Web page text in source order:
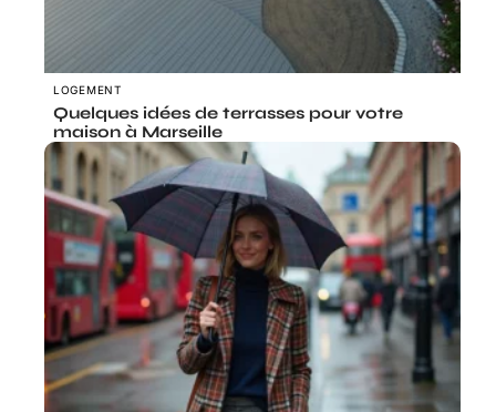
LOGEMENT
Quelques idées de terrasses pour votre
maison à Marseille